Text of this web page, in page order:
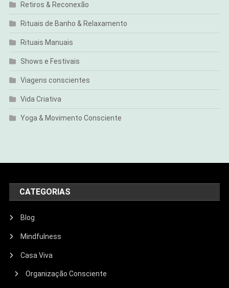
Retiros & Reconexão
Rituais de Banho & Relaxamento
Rituais Manuais
Shows e Festivais
Viagens conscientes
Vida Criativa
Yoga & Movimento Consciente
CATEGORIAS
Blog
Mindfulness
Casa Viva
Organização Consciente